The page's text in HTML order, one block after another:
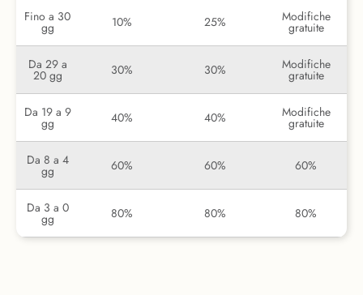
Fino a 30
gg 10% 25% Modifiche
gratuite
Da 29 a
20 gg 30% 30% Modifiche
gratuite
Da 19 a 9
gg 40% 40% Modifiche
gratuite
Da 8 a 4
gg 60% 60% 60%
Da 3 a 0
gg 80% 80% 80%